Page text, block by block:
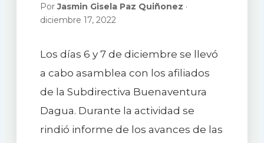
PorJasmin Gisela Paz Quiñonez ·
diciembre 17, 2022
Los días 6 y 7 de diciembre se llevó
a cabo asamblea con los afiliados
de la Subdirectiva Buenaventura
Dagua. Durante la actividad se
rindió informe de los avances de las